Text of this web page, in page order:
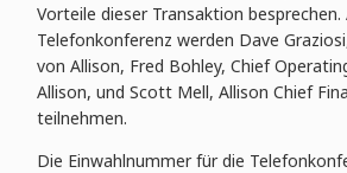
Vorteile dieser Transaktion besprechen.
Telefonkonferenz werden Dave
von Allison, Fred Bohley, Chief
Allison, und Scott Mell, Allison Chief
teilnehmen.
Die Einwahlnummer für die